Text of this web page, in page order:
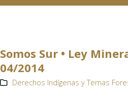
Somos Sur • Ley
04/2014
Derechos Indígenas y Temas